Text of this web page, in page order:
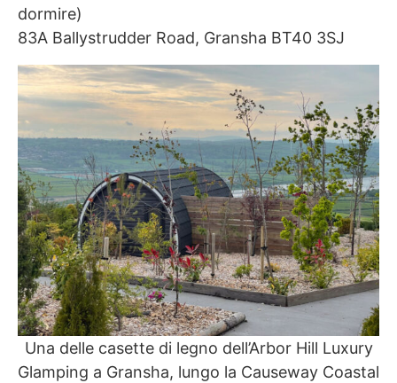
dormire)
83A Ballystrudder Road, Gransha BT40 3SJ
Una delle casette di legno dell’Arbor Hill Luxury
Glamping a Gransha, lungo la Causeway Coastal